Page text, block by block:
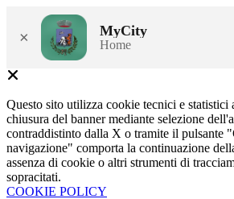
× MyCity
Home
Questo sito utilizza cookie tecnici e statistici
chiusura del banner mediante selezione
contraddistinto dalla X o tramite il pulsante
navigazione" comporta la continuazione
assenza di cookie o altri strumenti di
sopracitati.
COOKIE POLICY